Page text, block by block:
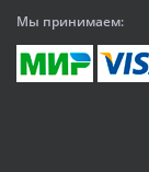
Мы принимаем: